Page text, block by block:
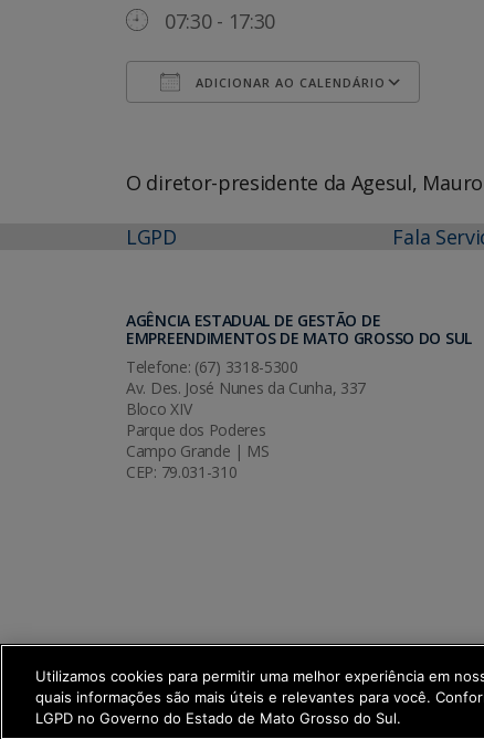
07:30 - 17:30
ADICIONAR AO CALENDÁRIO
O diretor-presidente da Agesul,
LGPD Fala
AGÊNCIA ESTADUAL DE GESTÃO DE
EMPREENDIMENTOS DE MATO GROSSO DO SUL
Telefone: (67) 3318-5300
Av. Des. José Nunes da Cunha, 337
Bloco XIV
Parque dos Poderes
Campo Grande | MS
CEP: 79.031-310
SETDIG | Secretaria-Executiva de
Utilizamos cookies para permitir uma melhor experiência em
quais informações são mais úteis e relevantes para você.
LGPD no Governo do Estado de Mato Grosso do Sul.